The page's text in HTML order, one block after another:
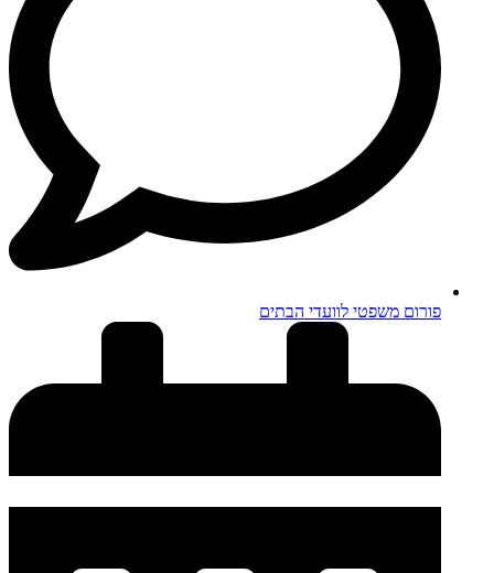
פורום משפטי לוועדי הבתים